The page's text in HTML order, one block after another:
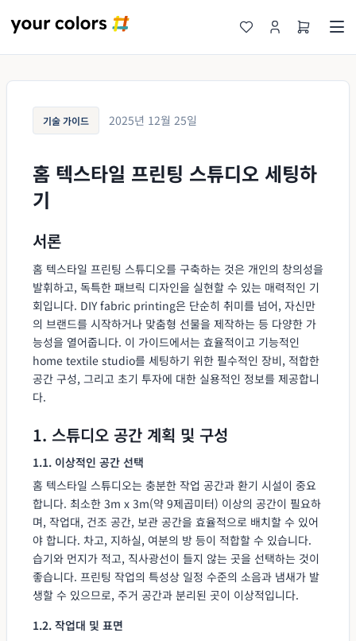
기술 가이드 2025년 12월 25일
홈 텍스타일 프린팅 스튜디오 세팅하
기
서론
홈 텍스타일 프린팅 스튜디오를 구축하는 것은 개인의 창의성을
발휘하고, 독특한 패브릭 디자인을 실현할 수 있는 매력적인 기
회입니다. DIY fabric printing은 단순히 취미를 넘어, 자신만
의 브랜드를 시작하거나 맞춤형 선물을 제작하는 등 다양한 가
능성을 열어줍니다. 이 가이드에서는 효율적이고 기능적인
home textile studio를 세팅하기 위한 필수적인 장비, 적합한
공간 구성, 그리고 초기 투자에 대한 실용적인 정보를 제공합니
다.
1. 스튜디오 공간 계획 및 구성
1.1. 이상적인 공간 선택
홈 텍스타일 스튜디오는 충분한 작업 공간과 환기 시설이 중요
합니다. 최소한 3m x 3m(약 9제곱미터) 이상의 공간이 필요하
며, 작업대, 건조 공간, 보관 공간을 효율적으로 배치할 수 있어
야 합니다. 차고, 지하실, 여분의 방 등이 적합할 수 있습니다.
습기와 먼지가 적고, 직사광선이 들지 않는 곳을 선택하는 것이
좋습니다. 프린팅 작업의 특성상 일정 수준의 소음과 냄새가 발
생할 수 있으므로, 주거 공간과 분리된 곳이 이상적입니다.
1.2. 작업대 및 표면